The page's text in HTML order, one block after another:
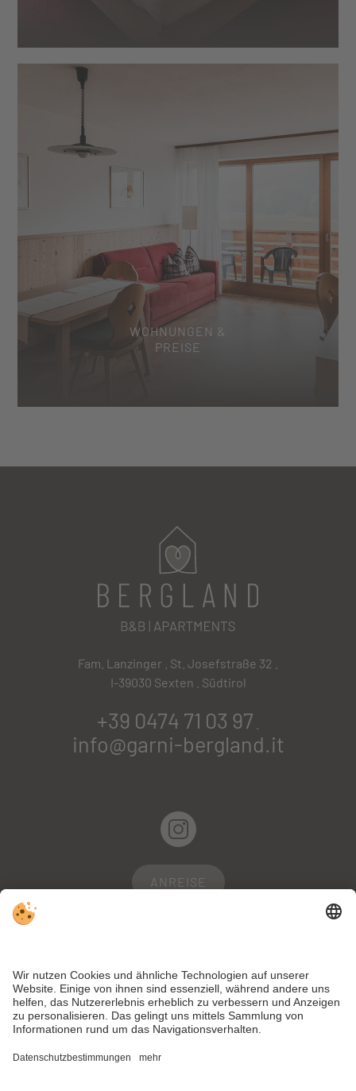
WOHNUNGEN &
PREISE
Fam. Lanzinger . St. Josefstraße 32 .
I-39030 Sexten . Südtirol
+39 0474 71 03 97
info@garni-bergland.it
ANREISE
WEBCAM
WETTER